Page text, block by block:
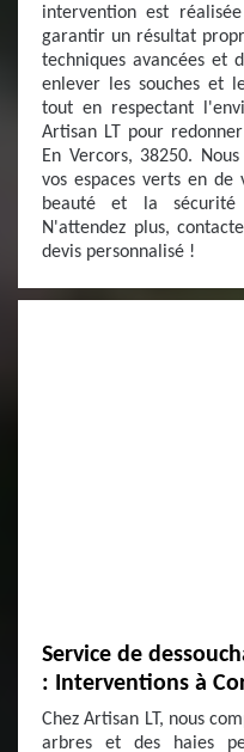
intervention est
garantir un résultat
techniques avancées et
enlever les souches et
tout en respectant
Artisan LT pour
En Vercors, 38250.
vos espaces verts en
beauté et la sécurité
N'attendez plus,
devis personnalisé !
Service de
: Interventions à
Chez Artisan LT, nous
arbres et des haies